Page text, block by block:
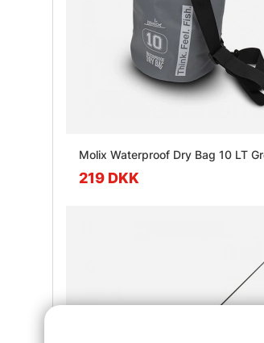
Molix Waterproof Dry Bag 10 LT
219 DKK